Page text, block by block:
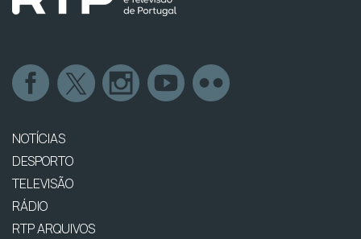
NOTÍCIAS
DESPORTO
TELEVISÃO
RÁDIO
RTP ARQUIVOS